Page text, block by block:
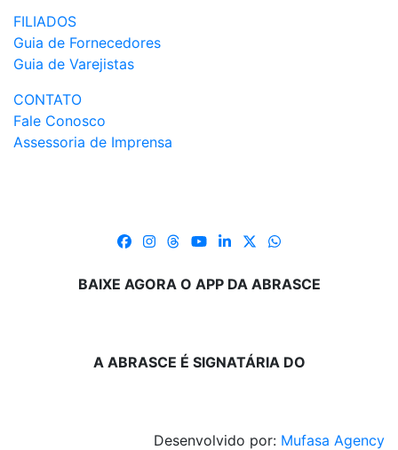
FILIADOS
Guia de Fornecedores
Guia de Varejistas
CONTATO
Fale Conosco
Assessoria de Imprensa
BAIXE AGORA O APP DA ABRASCE
A ABRASCE É SIGNATÁRIA DO
Desenvolvido por: Mufasa Agency